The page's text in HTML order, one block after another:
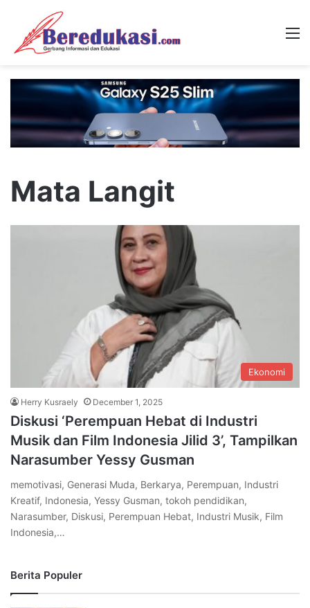
Mata Langit
Ekonomi
Herry Kusraely December 1, 2025
Diskusi ‘Perempuan Hebat di Industri
Musik dan Film Indonesia Jilid 3’, Tampilkan
Narasumber Yessy Gusman
memotivasi, Generasi Muda, Berkarya, Perempuan, Industri
Kreatif, Indonesia, Yessy Gusman, tokoh pendidikan,
Narasumber, Diskusi, Perempuan Hebat, Industri Musik, Film
Indonesia,…
Berita Populer